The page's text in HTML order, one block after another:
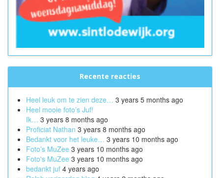
Recente reacties
Heel leuk om te zien deze… 3 years 5 months ago
Heel mooie foto’s Juf!
Ik… 3 years 8 months ago
Proficiat Nathan 3 years 8 months ago
Bedankt voor het leuke… 3 years 10 months ago
Foto’s MuZee 3 years 10 months ago
Foto's MuZee 3 years 10 months ago
bedankt juf 4 years ago